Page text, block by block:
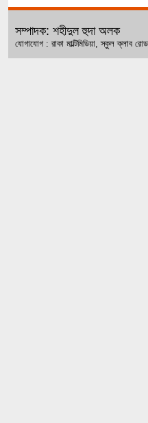
সম্পাদক: শহীদুল হুদা অলক
যোগাযোগ : রাকা মাল্টিমিডিয়া, স্কুল